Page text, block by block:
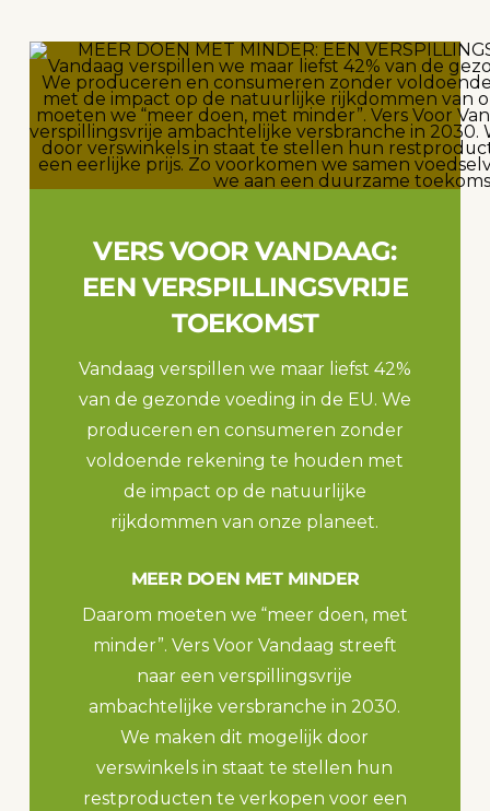
VERS VOOR VANDAAG:
EEN VERSPILLINGSVRIJE
TOEKOMST
Vandaag verspillen we maar liefst 42%
van de gezonde voeding in de EU. We
produceren en consumeren zonder
voldoende rekening te houden met
de impact op de natuurlijke
rijkdommen van onze planeet.
MEER DOEN MET MINDER
Daarom moeten we “meer doen, met
minder”. Vers Voor Vandaag streeft
naar een verspillingsvrije
ambachtelijke versbranche in 2030.
We maken dit mogelijk door
verswinkels in staat te stellen hun
restproducten te verkopen voor een